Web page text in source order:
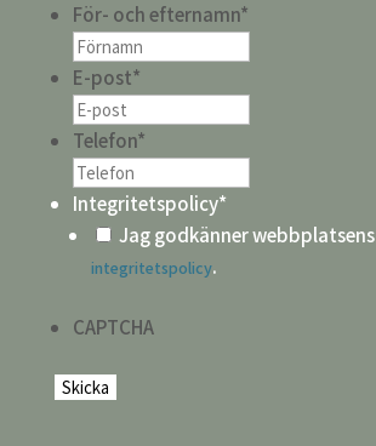
För- och efternamn*
E-post*
Telefon*
Integritetspolicy*
Jag godkänner webbplatsens
integritetspolicy.
CAPTCHA